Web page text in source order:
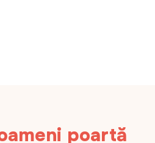
poartă